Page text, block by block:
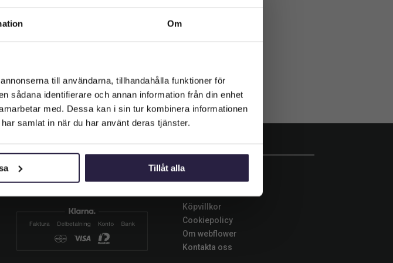
Om
till användarna, tillhandahålla funktioner för
sådana identifierare och annan information från din enhet
med. Dessa kan i sin tur kombinera informationen
samlat in när du har använt deras tjänster.
Tillåt alla
BETALA SÄKERT
Hos oss betalar du säkert med
INFORMATION
Betalningsalternativ
Köpvillkor
Cookiepolicy
Om webflower
Kontakta oss
Webflower
justera ditt val längst upp
moms)